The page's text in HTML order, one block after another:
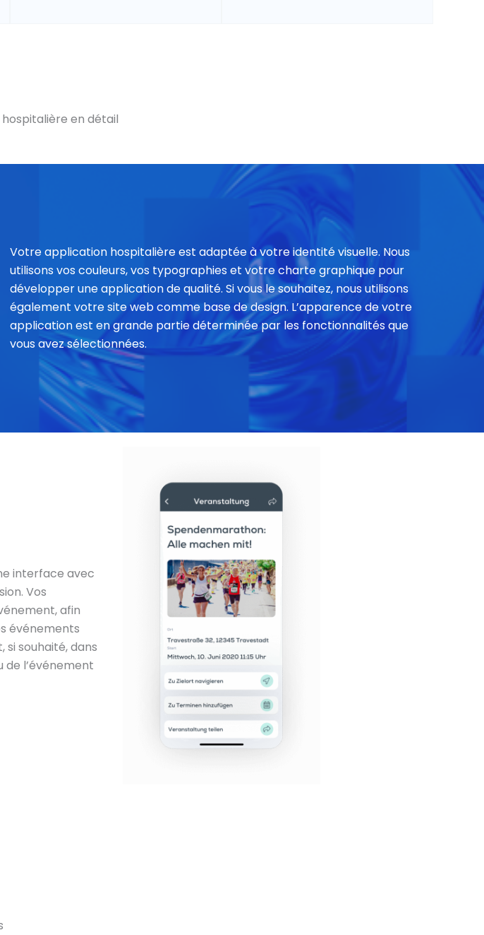
en détail
Votre application hospitalière est adaptée à votre identité visuelle. Nous
utilisons vos couleurs, vos typographies et votre charte graphique pour
développer une application de qualité. Si vous le souhaitez, nous utilisons
également votre site web comme base de design. L’apparence de votre
application est en grande partie déterminée par les fonctionnalités que
vous avez sélectionnées.
interface avec
Vos
afin
événements
souhaité, dans
de l’événement